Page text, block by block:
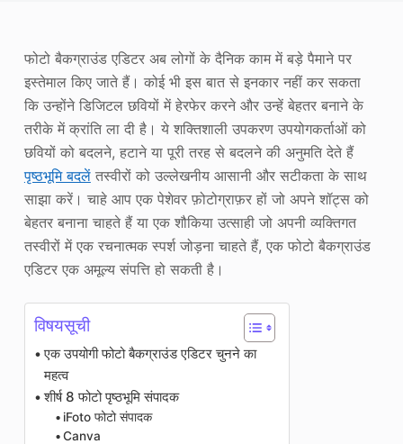
छवि पुनः कॉपीराइट
फोटो बैकग्राउंड एडिटर अब लोगों के दैनिक काम में बड़े पैमाने पर
इस्तेमाल किए जाते हैं। कोई भी इस बात से इनकार नहीं कर सकता
कि उन्होंने डिजिटल छवियों में हेरफेर करने और उन्हें बेहतर बनाने के
तरीके में क्रांति ला दी है। ये शक्तिशाली उपकरण उपयोगकर्ताओं को
छवियों को बदलने, हटाने या पूरी तरह से बदलने की अनुमति देते हैं
पृष्ठभूमि बदलेंतस्वीरों को उल्लेखनीय आसानी और सटीकता के साथ
साझा करें। चाहे आप एक पेशेवर फ़ोटोग्राफ़र हों जो अपने शॉट्स को
बेहतर बनाना चाहते हैं या एक शौकिया उत्साही जो अपनी व्यक्तिगत
तस्वीरों में एक रचनात्मक स्पर्श जोड़ना चाहते हैं, एक फोटो बैकग्राउंड
एडिटर एक अमूल्य संपत्ति हो सकती है।
विषयसूची
एक उपयोगी फोटो बैकग्राउंड एडिटर चुनने का
महत्व
शीर्ष 8 फोटो पृष्ठभूमि संपादक
iFoto फोटो संपादक
Canva